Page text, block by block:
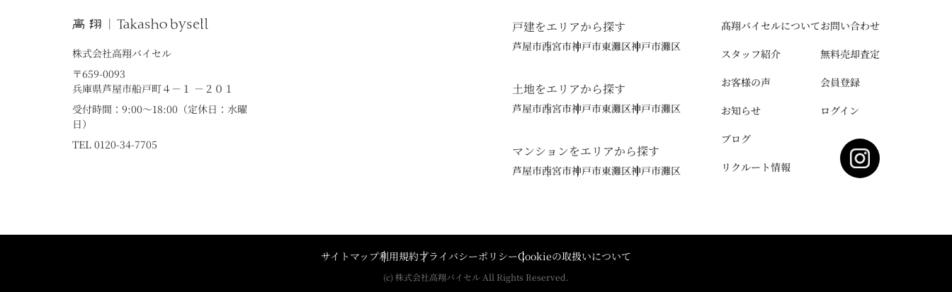
株式会社高翔バイセル
〒659-0093
兵庫県芦屋市船戸町４－１ －２０１
受付時間：9:00～18:00（定休日：水曜
日）
TEL 0120-34-7705
戸建をエリアから探す
芦屋市西宮市神戸市東灘区神戸市灘区
土地をエリアから探す
芦屋市西宮市神戸市東灘区神戸市灘区
マンションをエリアから探す
芦屋市西宮市神戸市東灘区神戸市灘区
髙翔バイセルについて
スタッフ紹介
お客様の声
お知らせ
ブログ
リクルート情報
お問い合わせ
無料売却査定
会員登録
ログイン
サイトマップ利用規約プライバシーポリシーCookieの取扱いについて
(c) 株式会社高翔バイセル All Rights Reserved.